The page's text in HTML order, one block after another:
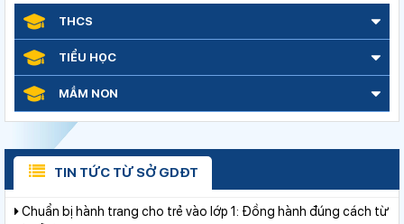
THCS
TIỂU HỌC
MẦM NON
TIN TỨC TỪ SỞ GDĐT
năm học 2026–2027
Đánh giá tình hình triển khai sắp xếp, tổ chức cơ sở giáo dục
công lập tại các địa phương
Sáng đèn công trường để kịp năm học mới
Khởi đầu định hướng nghề nghiệp
Lộc trước năm học mới
gia đình